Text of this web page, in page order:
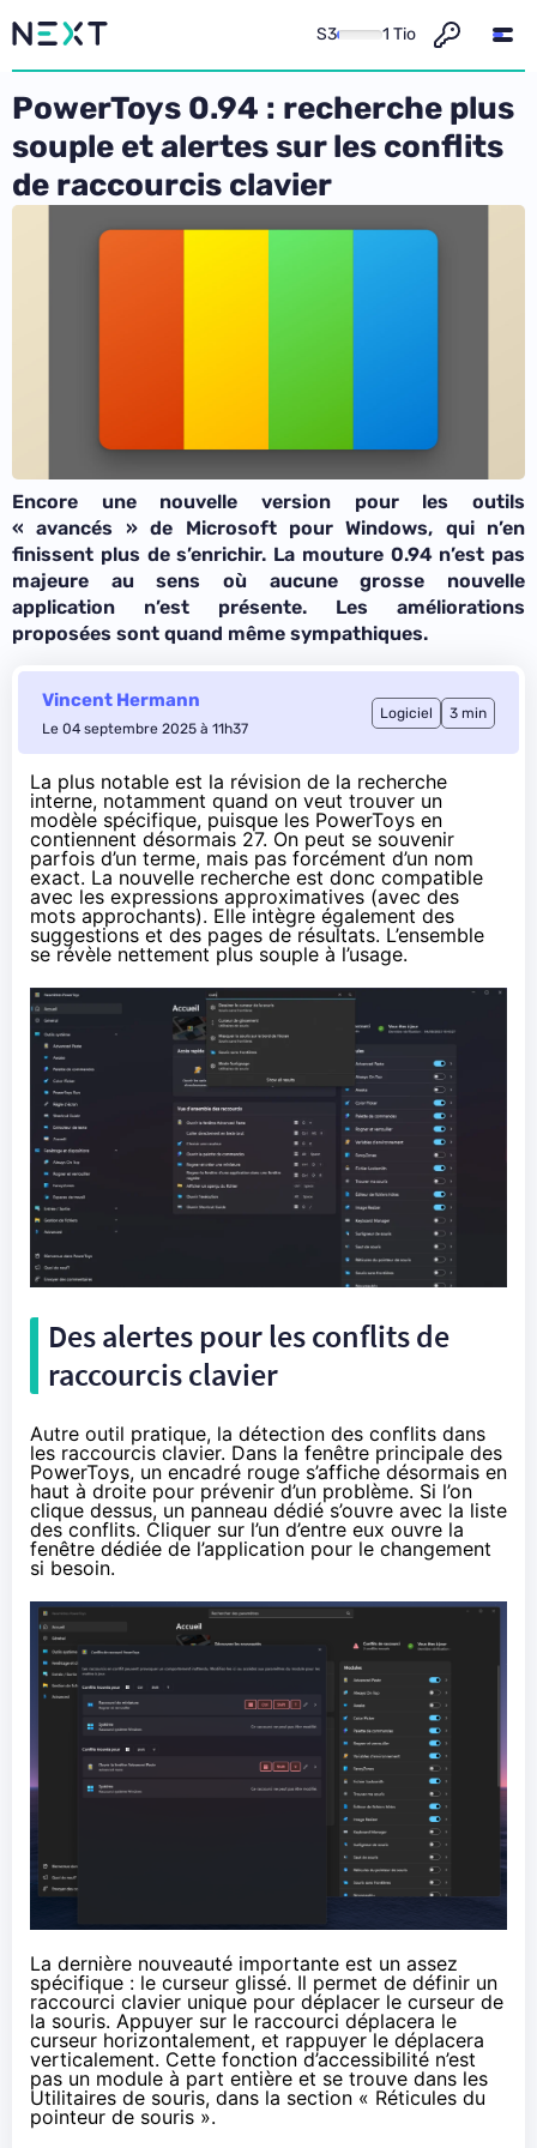
S3 1 Tio
PowerToys 0.94 : recherche plus
souple et alertes sur les conflits
de raccourcis clavier
Encore une nouvelle version pour les outils
« avancés » de Microsoft pour Windows, qui n’en
finissent plus de s’enrichir. La mouture 0.94 n’est pas
majeure au sens où aucune grosse nouvelle
application n’est présente. Les améliorations
proposées sont quand même sympathiques.
Vincent Hermann
Le 04 septembre 2025 à 11h37
Logiciel 3 min
La plus notable est la révision de la recherche
interne, notamment quand on veut trouver un
modèle spécifique, puisque les PowerToys en
contiennent désormais 27. On peut se souvenir
parfois d’un terme, mais pas forcément d’un nom
exact. La nouvelle recherche est donc compatible
avec les expressions approximatives (avec des
mots approchants). Elle intègre également des
suggestions et des pages de résultats. L’ensemble
se révèle nettement plus souple à l’usage.
Des alertes pour les conflits de
raccourcis clavier
Autre outil pratique, la détection des conflits dans
les raccourcis clavier. Dans la fenêtre principale des
PowerToys, un encadré rouge s’affiche désormais en
haut à droite pour prévenir d’un problème. Si l’on
clique dessus, un panneau dédié s’ouvre avec la liste
des conflits. Cliquer sur l’un d’entre eux ouvre la
fenêtre dédiée de l’application pour le changement
si besoin.
La dernière nouveauté importante est un assez
spécifique : le curseur glissé. Il permet de définir un
raccourci clavier unique pour déplacer le curseur de
la souris. Appuyer sur le raccourci déplacera le
curseur horizontalement, et rappuyer le déplacera
verticalement. Cette fonction d’accessibilité n’est
pas un module à part entière et se trouve dans les
Utilitaires de souris, dans la section « Réticules du
pointeur de souris ».